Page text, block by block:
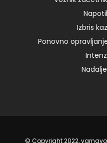
Izbris
Ponovno
© Copyright 2022,